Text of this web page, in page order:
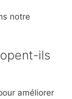
notre
ils
améliorer